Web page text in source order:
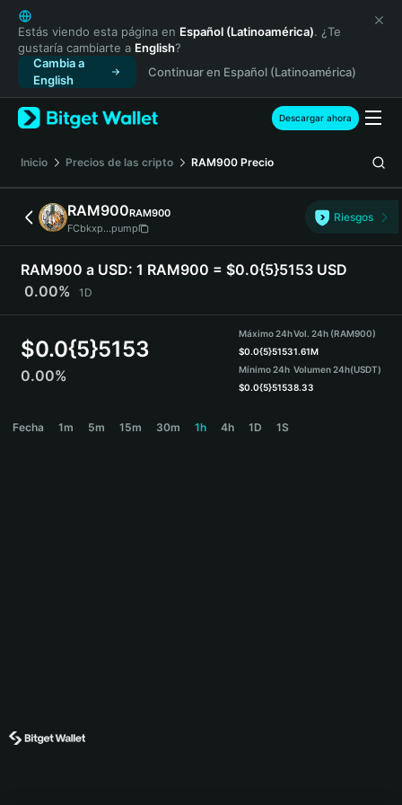
English
日本語
Tiếng Việt
Русский
Español (Latinoamérica)
Türkçe
Français
Deutsch
简体中文
繁體中文
Português (Portugal)
Bahasa Indonesia
ภาษาไทย
हिन्दी
Español
Português (Brasil)
Estás viendo esta página en Español (Latinoamérica). ¿Te
gustaría cambiarte a English?
Cambia a
English
Continuar en Español (Latinoamérica)
Descargar ahora
Inicio Precios de las cripto RAM900 Precio
RAM900RAM900
FCbkxp...pump
Riesgos
RAM900 a USD: 1 RAM900 = $0.0{5}5153 USD
0.00%
1D
$0.0{5}5153
0.00%
Máximo 24h
$0.0{5}5153
Mínimo 24h
$0.0{5}5153
Vol. 24h (RAM900)
1.61M
Volumen 24h(USDT)
8.33
Fecha 1m 5m 15m 30m 1h 4h 1D 1S